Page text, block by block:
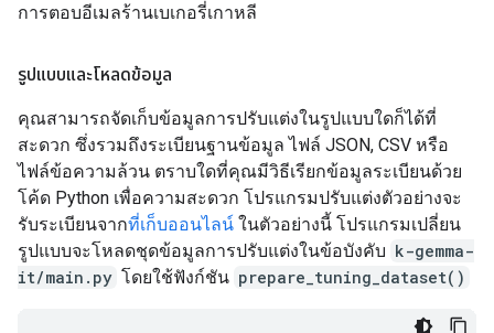
การตอบอีเมลร้านเบเกอรี่เกาหลี
รูปแบบและโหลดข้อมูล
คุณสามารถจัดเก็บข้อมูลการปรับแต่งในรูปแบบใดก็ได้ที่
สะดวก ซึ่งรวมถึงระเบียนฐานข้อมูล ไฟล์ JSON, CSV หรือ
ไฟล์ข้อความล้วน ตราบใดที่คุณมีวิธีเรียกข้อมูลระเบียนด้วย
โค้ด Python เพื่อความสะดวก โปรแกรมปรับแต่งตัวอย่างจะ
รับระเบียนจากที่เก็บออนไลน์ ในตัวอย่างนี้ โปรแกรมเปลี่ยน
รูปแบบจะโหลดชุดข้อมูลการปรับแต่งในข้อบังคับ k-gemma-
it/main.py โดยใช้ฟังก์ชัน prepare_tuning_dataset()